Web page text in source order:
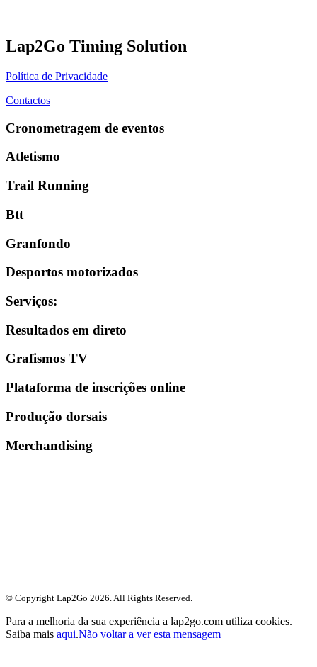
Lap2Go Timing Solution
Política de Privacidade
Contactos
Cronometragem de eventos
Atletismo
Trail Running
Btt
Granfondo
Desportos motorizados
Serviços:
Resultados em direto
Grafismos TV
Plataforma de inscrições online
Produção dorsais
Merchandising
© Copyright Lap2Go 2026. All Rights Reserved.
Para a melhoria da sua experiência a lap2go.com utiliza cookies.
Saiba mais aqui.Não voltar a ver esta mensagem